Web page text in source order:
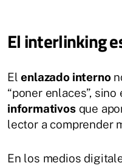
El interlinking
Elenlazado interno
“poner enlaces”,
informativosque
lector a comprender
En los medios